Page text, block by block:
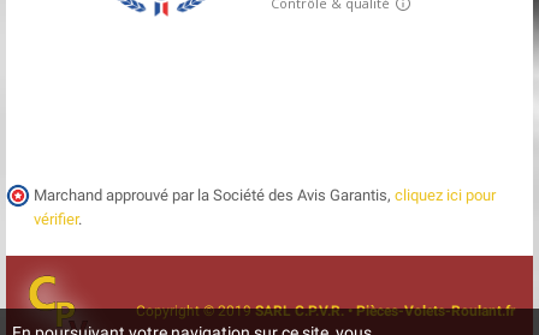
Marchand approuvé par la Société des Avis Garantis, cliquez ici pour
vérifier.
Copyright © 2019SARL C.P.V.R. • Pièces-Volets-Roulant.fr